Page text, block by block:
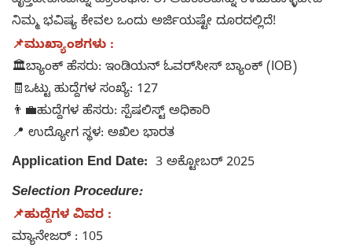
ನಿಮ್ಮ ಭವಿಷ್ಯ ಕೇವಲ ಒಂದು ಅರ್ಜಿಯಷ್ಟೇ ದೂರದಲ್ಲಿದೆ!
📌ಮುಖ್ಯಾಂಶಗಳು :
🏛️ಬ್ಯಾಂಕ್ ಹೆಸರು: ಇಂಡಿಯನ್ ಓವರ್‌ಸೀಸ್ ಬ್ಯಾಂಕ್ (IOB)
🧾ಒಟ್ಟು ಹುದ್ದೆಗಳ ಸಂಖ್ಯೆ: 127
👨‍💼ಹುದ್ದೆಗಳ ಹೆಸರು: ಸ್ಪೆಷಲಿಸ್ಟ್ ಅಧಿಕಾರಿ
📍 ಉದ್ಯೋಗ ಸ್ಥಳ: ಅಖಿಲ ಭಾರತ
Application End Date: 3 ಅಕ್ಟೋಬರ್ 2025
Selection Procedure:
📌ಹುದ್ದೆಗಳ ವಿವರ :
ಮ್ಯಾನೇಜರ್ : 105